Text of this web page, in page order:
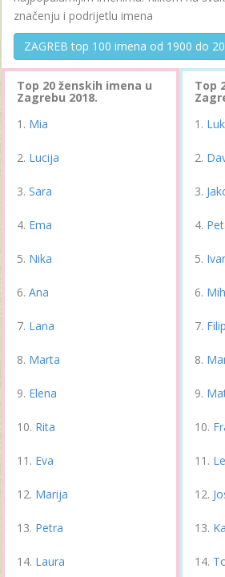
značenju i podrijetlu imena
ZAGREB top 100 imena od 1900 do
Top 20 ženskih imena u
Zagrebu 2018.
Mia
Lucija
Sara
Ema
Nika
Ana
Lana
Marta
Elena
Rita
Eva
Marija
Petra
Laura
Top
Filip